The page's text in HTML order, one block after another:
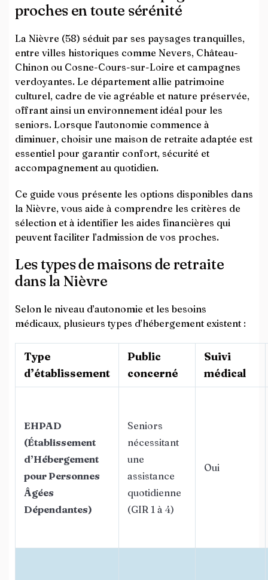
proches en toute sérénité
La Nièvre (58) séduit par ses paysages tranquilles,
entre villes historiques comme Nevers, Château-
Chinon ou Cosne-Cours-sur-Loire et campagnes
verdoyantes. Le département allie patrimoine
culturel, cadre de vie agréable et nature préservée,
offrant ainsi un environnement idéal pour les
seniors. Lorsque l’autonomie commence à
diminuer, choisir une maison de retraite adaptée est
essentiel pour garantir confort, sécurité et
accompagnement au quotidien.
Ce guide vous présente les options disponibles dans
la Nièvre, vous aide à comprendre les critères de
sélection et à identifier les aides financières qui
peuvent faciliter l’admission de vos proches.
Les types de maisons de retraite
dans la Nièvre
Selon le niveau d’autonomie et les besoins
médicaux, plusieurs types d’hébergement existent :
Type
d’établissement
Public
concerné
Suivi
médical
EHPAD
(Établissement
d’Hébergement
pour Personnes
Âgées
Dépendantes)
Seniors
nécessitant
une
assistance
quotidienne
(GIR 1 à 4)
Oui